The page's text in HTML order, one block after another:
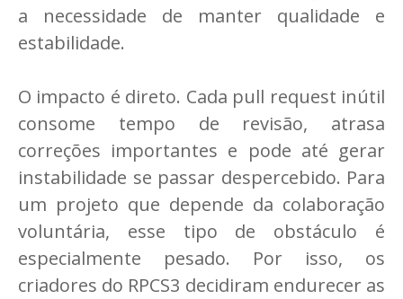
a necessidade de manter qualidade e
estabilidade.
O impacto é direto. Cada pull request inútil
consome tempo de revisão, atrasa
correções importantes e pode até gerar
instabilidade se passar despercebido. Para
um projeto que depende da colaboração
voluntária, esse tipo de obstáculo é
especialmente pesado. Por isso, os
criadores do RPCS3 decidiram endurecer as